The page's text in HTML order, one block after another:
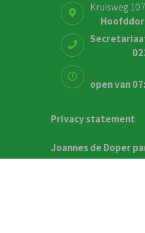
Kruisweg
open van
Privacy statement
Joannes de Doper